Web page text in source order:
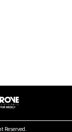
Reserved.